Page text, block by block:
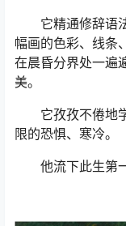
它精通修辞语
幅画的色彩、线条
在晨昏分界处一遍
美。
它孜孜不倦地
限的恐惧、寒冷。
他流下此生第